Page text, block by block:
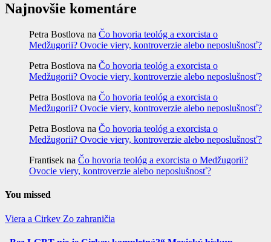
Najnovšie komentáre
Petra Bostlova na Čo hovoria teológ a exorcista o
Medžugorii? Ovocie viery, kontroverzie alebo neposlušnosť?
Petra Bostlova na Čo hovoria teológ a exorcista o
Medžugorii? Ovocie viery, kontroverzie alebo neposlušnosť?
Petra Bostlova na Čo hovoria teológ a exorcista o
Medžugorii? Ovocie viery, kontroverzie alebo neposlušnosť?
Petra Bostlova na Čo hovoria teológ a exorcista o
Medžugorii? Ovocie viery, kontroverzie alebo neposlušnosť?
Frantisek na Čo hovoria teológ a exorcista o Medžugorii?
Ovocie viery, kontroverzie alebo neposlušnosť?
You missed
Viera a Cirkev Zo zahraničia